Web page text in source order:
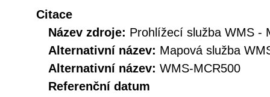
Citace
Název zdroje: Prohlížecí služba WMS -
Alternativní název: Mapová služba
Alternativní název: WMS-MCR500
Referenční datum